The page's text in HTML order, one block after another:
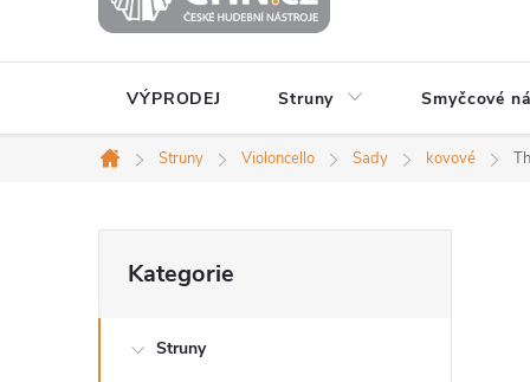
VÝPRODEJ Struny Smyčcové
Domů
Struny Violoncello Sady kovové
o
kategorie
Kategorie
Struny